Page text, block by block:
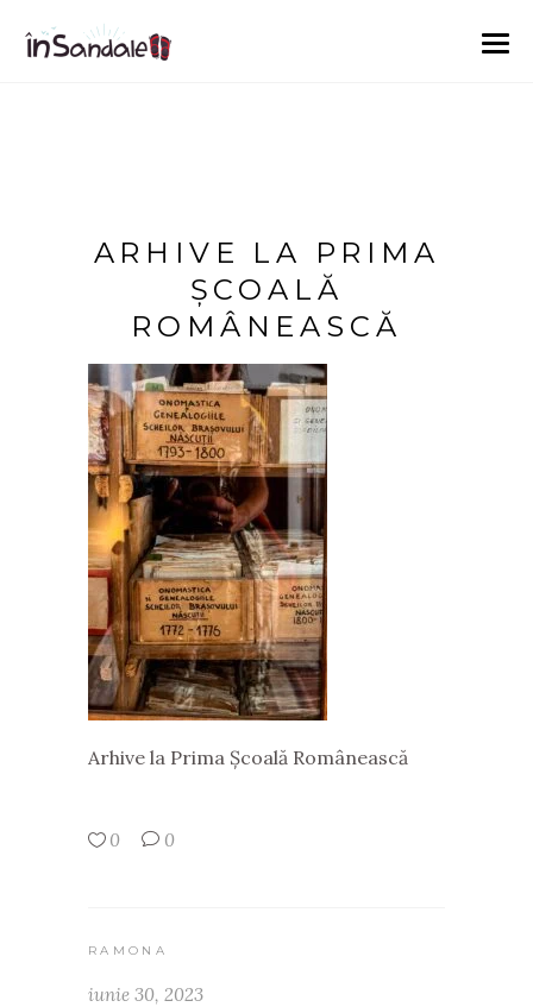
ARHIVE LA PRIMA
ȘCOALĂ
ROMÂNEASCĂ
Arhive la Prima Școală Românească
0 0
RAMONA
iunie 30, 2023